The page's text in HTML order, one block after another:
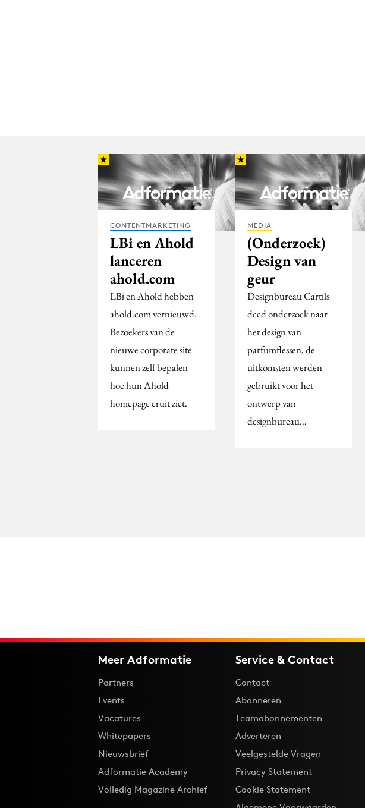
CONTENTMARKETING
LBi en Ahold
lanceren
ahold.com
LBi en Ahold hebben
ahold.com vernieuwd.
Bezoekers van de
nieuwe corporate site
kunnen zelf bepalen
hoe hun Ahold
homepage eruit ziet.
MEDIA
(Onderzoek)
Design van
geur
Designbureau Cartils
deed onderzoek naar
het design van
parfumflessen, de
uitkomsten werden
gebruikt voor het
ontwerp van
designbureau…
Meer Adformatie
Partners
Events
Vacatures
Whitepapers
Nieuwsbrief
Adformatie Academy
Volledig Magazine Archief
Service & Contact
Contact
Abonneren
Teamabonnementen
Adverteren
Veelgestelde Vragen
Privacy Statement
Cookie Statement